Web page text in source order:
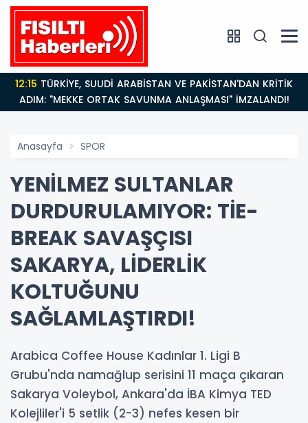
12:15
ADIM: "MEKKE ORTAK SAVUNMA ANLAŞMASI" İMZALANDI!
Anasayfa SPOR
YENİLMEZ SULTANLAR
DURDURULAMIYOR: TİE-
BREAK SAVAŞÇISI
SAKARYA, LİDERLİK
KOLTUĞUNU
SAĞLAMLAŞTIRDI!
Arabica Coffee House Kadınlar 1. Ligi B
Grubu'nda namağlup serisini 11 maça çıkaran
Sakarya Voleybol, Ankara'da İBA Kimya TED
Kolejliler'i 5 setlik (2-3) nefes kesen bir